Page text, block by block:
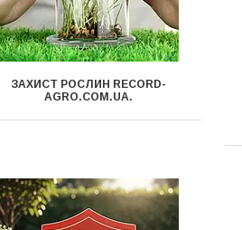
ЗАХИСТ РОСЛИН RECORD-
AGRO.COM.UA.